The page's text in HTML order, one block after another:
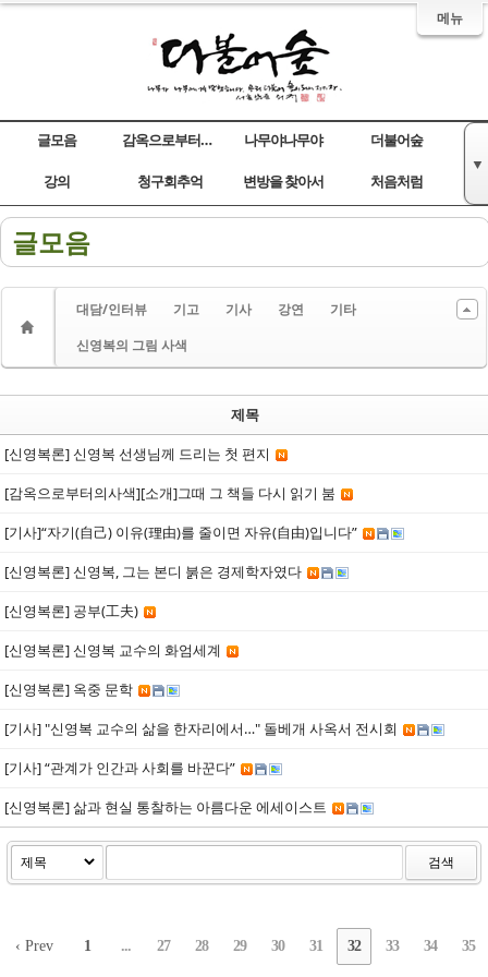
메뉴
글모음 감옥으로부터의 사색 나무야나무야 더불어숲
강의
▼
청구회추억
변방을 찾아서 처음처럼
글모음
대담/인터뷰 기고 기사 강연
기타
신영복의 그림 사색
제목
[신영복론] 신영복 선생님께 드리는 첫 편지
[감옥으로부터의사색][소개]그때 그 책들 다시 읽기 붐
[기사]“자기(自己) 이유(理由)를 줄이면 자유(自由)입니다”
[신영복론] 신영복, 그는 본디 붉은 경제학자였다
[신영복론] 공부(工夫)
[신영복론] 신영복 교수의 화엄세계
[신영복론] 옥중 문학
[기사] "신영복 교수의 삶을 한자리에서…" 돌베개 사옥서 전시회
[기사] “관계가 인간과 사회를 바꾼다”
[신영복론] 삶과 현실 통찰하는 아름다운 에세이스트
검색
‹ Prev 1 ... 27 28 29 30 31 32 33 34 35
Sketchbook5, 스케치북5
Sketchbook5, 스케치북5
Sketchbook5, 스케치북5
Sketchbook5, 스케치북5